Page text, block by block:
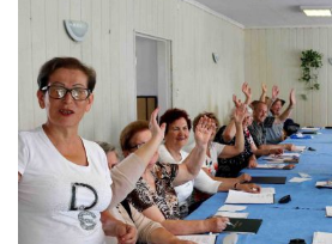
IMAGEN 13